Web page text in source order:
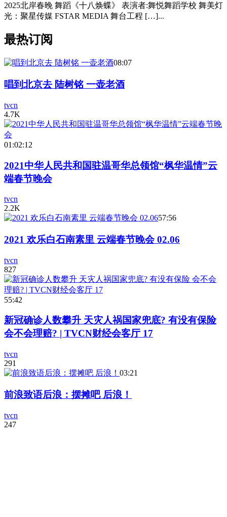
2025北岸春晚 舞蹈《十八焕蝶》 表演者:舞悦舞蹈学校 舞美灯
光：聚星传媒 FSTAR MEDIA 舞台工程 […]...
最热订阅
08:07
唱到北京去 陆树铭 一壶老酒
tvcn
4.7K
01:02:12
2021中华人民共和国驻温哥华总领馆“枫华温情”云
端春节晚会
tvcn
2.2K
57:56
2021 欢乐白石南素里 云端春节晚会 02.06
tvcn
827
55:42
新冠确诊人数攀升 天灾人祸国家兜底? 有没有保险
会不会理赔? | TVCN财经会客厅 17
tvcn
291
03:21
前浪致语后浪：摆摊吧 后浪！
tvcn
247